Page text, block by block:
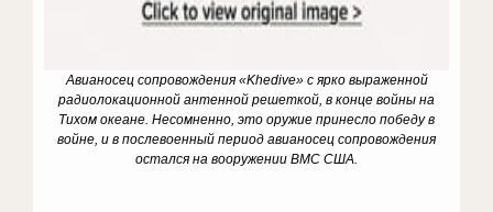
Авианосец сопровождения «Khedive» с ярко выраженной
радиолокационной антенной решеткой, в конце войны на
Тихом океане. Несомненно, это оружие принесло победу в
войне, и в послевоенный период авианосец сопровождения
остался на вооружении ВМС США.